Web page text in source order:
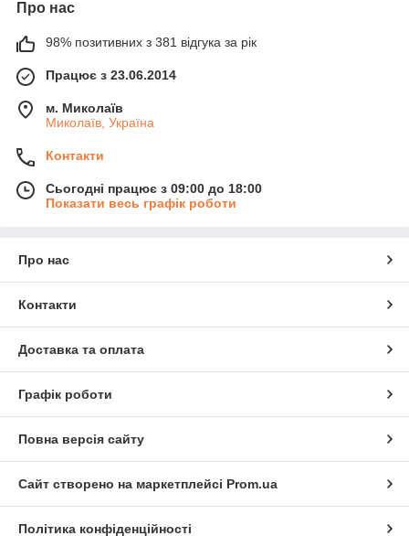
Про нас
98% позитивних з 381 відгука за рік
Працює з 23.06.2014
м. Миколаїв
Миколаїв, Україна
Контакти
Сьогодні працює з 09:00 до 18:00
Показати весь графік роботи
Про нас
Контакти
Доставка та оплата
Графік роботи
Повна версія сайту
Сайт створено на маркетплейсі Prom.ua
Політика конфіденційності